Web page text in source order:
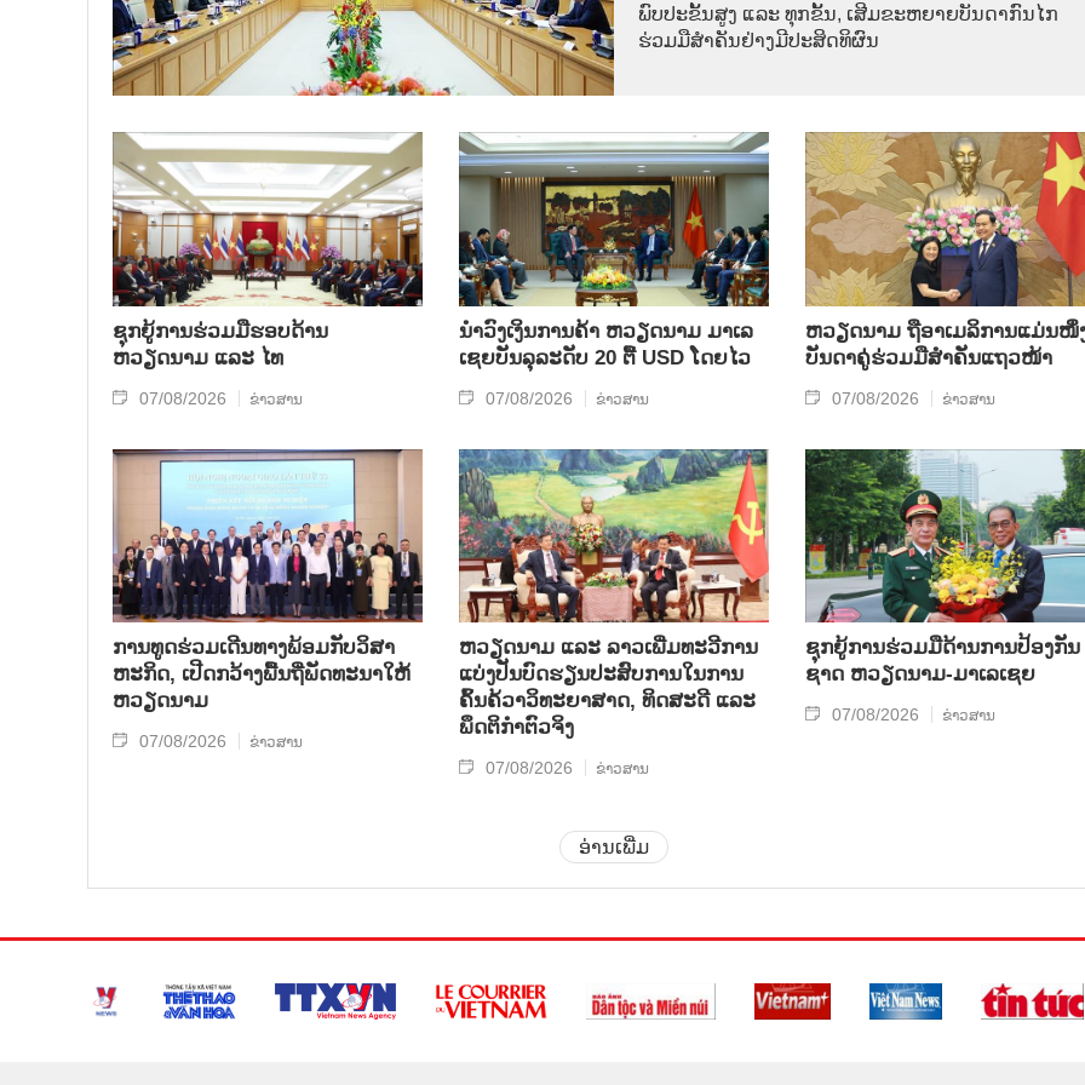
ພົບ​ປະ​ຂັ້ນ​ສູງ ແລະ ທຸກ​ຂັ້ນ, ເສີມ​ຂະ​ຫຍາຍ​ບັນ​ດາ​ກົນ​ໄກ​
ຮ່ວມ​ມື​ສຳ​ຄັນ​ຢ່າງ​ມີ​ປະ​ສິດ​ທິ​ຜົນ
ຊຸກຍູ້ການຮ່ວມມືຮອບດ້ານ
ຫວຽດນາມ ແລະ ໄທ
07/08/2026 ຂ່າວສານ
ນຳ​ວົງ​ເງິນ​ການ​ຄ້າ ຫວຽດ​ນາມ ມາ​ເລ​
ເຊຍ​ບັນ​ລຸ​ລະ​ດັບ 20 ຕື້ USD ໂດຍ​ໄວ
07/08/2026 ຂ່າວສານ
ຫ​ວຽດ​ນາມ ຖື​ອາ​ເມ​ລິ​ການ​ແມ່ນ​ໜຶ່
ບັນ​ດາ​ຄູ່​ຮ່ວມ​ມື​ສຳ​ຄັນ​ແຖວ​ໜ້າ
07/08/2026 ຂ່າວສານ
ການ​ທູດ​ຮ່ວມ​ເດີນ​ທາງ​ພ້ອມກັບ​ວິ​ສາ​
ຫະ​ກ​ິດ, ເປີດກວ້າງ​ພື້ນ​ຖີ່​ພັດ​ທະ​ນາ​ໃຫ້​
ຫວຽດ​ນາມ
07/08/2026 ຂ່າວສານ
ຫວຽດ​ນາມ ແລະ ລາວ​ເພີ່ມ​ທະ​ວີ​ການ​
ແບ່​ງ​ປັນ​ບົດ​ຮຽນ​ປະ​ສົບ​ການ​ໃນ​ການ​
ຄົ້ນ​ຄ້​ວາ​ວິ​ທະ​ຍາ​ສາດ, ທິດ​ສະ​ດີ ແລະ
ພຶດ​ຕິ​ກຳຕົວ​ຈິງ
07/08/2026 ຂ່າວສານ
ຊຸກ​ຍູ້​ການ​ຮ່ວມ​ມື​ດ້ານ​ການ​ປ້ອງ​ກັນ​
ຊາດ ຫວຽດ​ນາມ-ມາ​ເລ​ເຊຍ
07/08/2026 ຂ່າວສານ
ອ່ານເພີ່ມ